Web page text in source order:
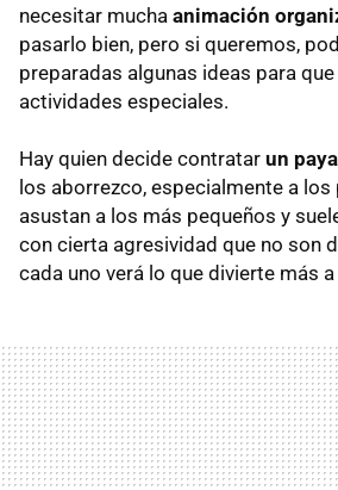
necesitar mucha animación
pasarlo bien, pero si queremos,
preparadas algunas ideas para
actividades especiales.
Hay quien decide contratar un
los aborrezco, especialmente a los
asustan a los más pequeños y
con cierta agresividad que no son
cada uno verá lo que divierte más